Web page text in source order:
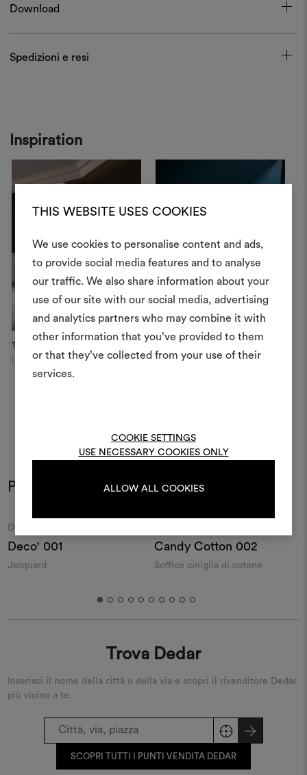
THIS WEBSITE USES COOKIES
We use cookies to personalise content and ads,
to provide social media features and to analyse
our traffic. We also share information about your
use of our site with our social media, advertising
and analytics partners who may combine it with
other information that you’ve provided to them
or that they’ve collected from your use of their
services.
COOKIE SETTINGS
USE NECESSARY COOKIES ONLY
ALLOW ALL COOKIES
Download
Spedizioni e resi
Inspiration
The OWO Residential Project
London
Potrebbe interessarti anche
DEDAR
Deco' 001
Jacquard
Candy Cotton 002
Soffice ciniglia di cotone
Trova Dedar
Inserisci il nome della città o della via e scopri il rivenditore Dedar
più vicino a te.
SCOPRI TUTTI I PUNTI VENDITA DEDAR
Crea
Uno strumento interattivo
e condividere le tue idee,
REGISTRATI